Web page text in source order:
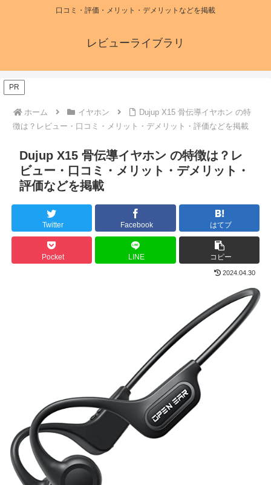
口コミ・評価・メリット・デメリットなどを掲載
レビューライブラリ
ホーム イヤホン
Dujup X15 骨伝導イヤホン の特
徴は？レビュー・口コミ・メリット・デメリット・評価などを掲載
PR
Dujup X15 骨伝導イヤホン の特徴は？レ
ビュー・口コミ・メリット・デメリット・
評価などを掲載
Twitter Facebook はてブ
Pocket LINE コピー
2024.04.30